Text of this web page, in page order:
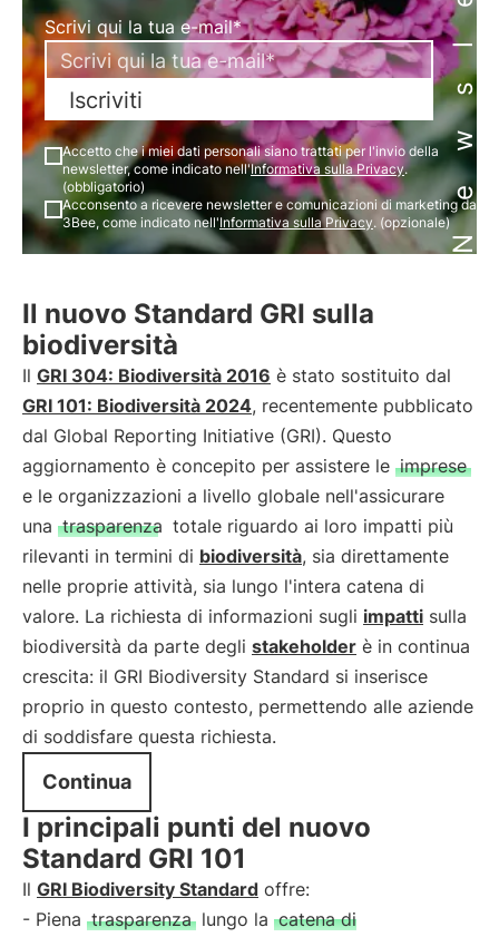
Scrivi qui la tua e-mail*
Iscriviti
Accetto che i miei dati personali siano trattati per l'invio della
newsletter, come indicato nell'Informativa sulla Privacy.
(obbligatorio)
Acconsento a ricevere newsletter e comunicazioni di marketing da
3Bee, come indicato nell'Informativa sulla Privacy. (opzionale)
Il nuovo Standard GRI sulla
biodiversità
Il GRI 304: Biodiversità 2016 è stato sostituito dal
GRI 101: Biodiversità 2024, recentemente pubblicato
dal Global Reporting Initiative (GRI). Questo
aggiornamento è concepito per assistere le imprese
e le organizzazioni a livello globale nell'assicurare
una trasparenza totale riguardo ai loro impatti più
rilevanti in termini di biodiversità, sia direttamente
nelle proprie attività, sia lungo l'intera catena di
valore. La richiesta di informazioni sugli impatti sulla
biodiversità da parte degli stakeholder è in continua
crescita: il GRI Biodiversity Standard si inserisce
proprio in questo contesto, permettendo alle aziende
di soddisfare questa richiesta.
Continua
I principali punti del nuovo
Standard GRI 101
Il GRI Biodiversity Standard offre:
- Piena trasparenza lungo la catena di